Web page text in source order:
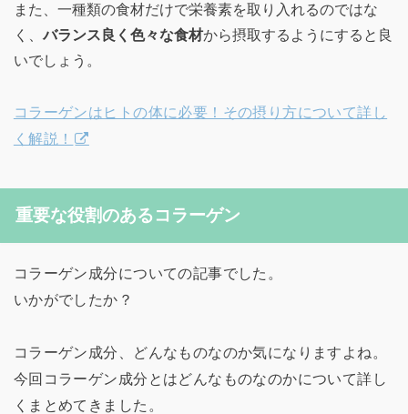
また、一種類の食材だけで栄養素を取り入れるのではな
く、バランス良く色々な食材から摂取するようにすると良
いでしょう。
コラーゲンはヒトの体に必要！その摂り方について詳し
く解説！
重要な役割のあるコラーゲン
コラーゲン成分についての記事でした。
いかがでしたか？
コラーゲン成分、どんなものなのか気になりますよね。
今回コラーゲン成分とはどんなものなのかについて詳し
くまとめてきました。